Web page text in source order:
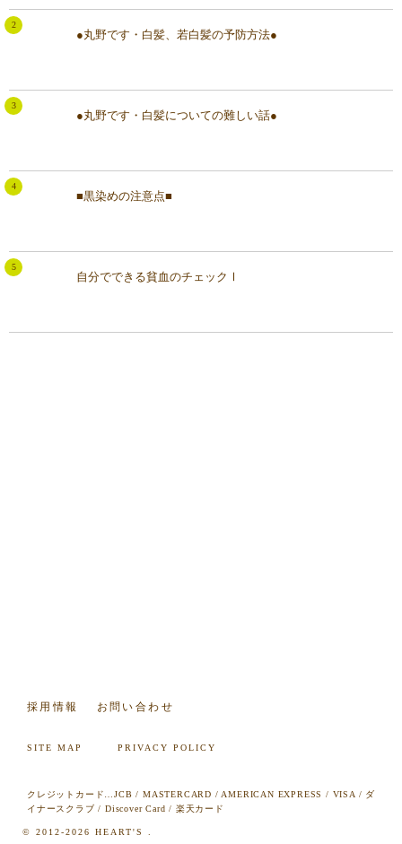
●丸野です・白髪、若白髪の予防方法●
●丸野です・白髪についての難しい話●
■黒染めの注意点■
自分でできる貧血のチェックⅠ
採用情報 お問い合わせ
SITE MAP PRIVACY POLICY
クレジットカード…JCB / MASTERCARD / AMERICAN EXPRESS / VISA / ダ
イナースクラブ / Discover Card / 楽天カード
© 2012-2026 HEART'S .